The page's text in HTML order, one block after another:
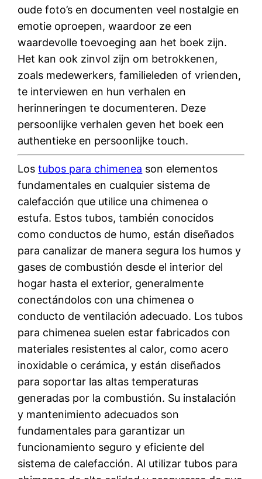
oude foto’s en documenten veel nostalgie en
emotie oproepen, waardoor ze een
waardevolle toevoeging aan het boek zijn.
Het kan ook zinvol zijn om betrokkenen,
zoals medewerkers, familieleden of vrienden,
te interviewen en hun verhalen en
herinneringen te documenteren. Deze
persoonlijke verhalen geven het boek een
authentieke en persoonlijke touch.
Lostubos para chimenea son elementos
fundamentales en cualquier sistema de
calefacción que utilice una chimenea o
estufa. Estos tubos, también conocidos
como conductos de humo, están diseñados
para canalizar de manera segura los humos y
gases de combustión desde el interior del
hogar hasta el exterior, generalmente
conectándolos con una chimenea o
conducto de ventilación adecuado. Los tubos
para chimenea suelen estar fabricados con
materiales resistentes al calor, como acero
inoxidable o cerámica, y están diseñados
para soportar las altas temperaturas
generadas por la combustión. Su instalación
y mantenimiento adecuados son
fundamentales para garantizar un
funcionamiento seguro y eficiente del
sistema de calefacción. Al utilizar tubos para